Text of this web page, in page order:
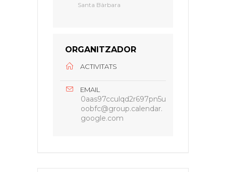
Santa Bàrbara
ORGANITZADOR
ACTIVITATS
EMAIL
0aas97cculqd2r697pn5u
oobfc@group.calendar.
google.com